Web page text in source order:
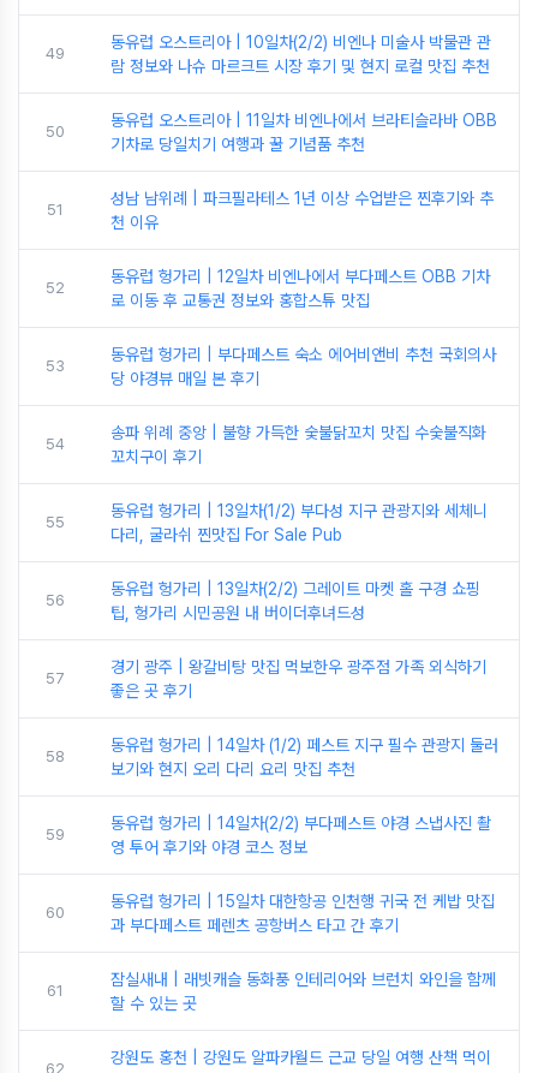
49
동유럽 오스트리아 | 10일차(2/2) 비엔나 미술사 박물관 관
람 정보와 나슈 마르크트 시장 후기 및 현지 로컬 맛집 추천
50
동유럽 오스트리아 | 11일차 비엔나에서 브라티슬라바 OBB
기차로 당일치기 여행과 꿀 기념품 추천
51
성남 남위례 | 파크필라테스 1년 이상 수업받은 찐후기와 추
천 이유
52
동유럽 헝가리 | 12일차 비엔나에서 부다페스트 OBB 기차
로 이동 후 교통권 정보와 홍합스튜 맛집
53
동유럽 헝가리 | 부다페스트 숙소 에어비앤비 추천 국회의사
당 야경뷰 매일 본 후기
54
송파 위례 중앙 | 불향 가득한 숯불닭꼬치 맛집 수숯불직화
꼬치구이 후기
55
동유럽 헝가리 | 13일차(1/2) 부다성 지구 관광지와 세체니
다리, 굴라쉬 찐맛집 For Sale Pub
56
동유럽 헝가리 | 13일차(2/2) 그레이트 마켓 홀 구경 쇼핑
팁, 헝가리 시민공원 내 버이더후녀드성
57
경기 광주 | 왕갈비탕 맛집 먹보한우 광주점 가족 외식하기
좋은 곳 후기
58
동유럽 헝가리 | 14일차 (1/2) 페스트 지구 필수 관광지 둘러
보기와 현지 오리 다리 요리 맛집 추천
59
동유럽 헝가리 | 14일차(2/2) 부다페스트 야경 스냅사진 촬
영 투어 후기와 야경 코스 정보
60
동유럽 헝가리 | 15일차 대한항공 인천행 귀국 전 케밥 맛집
과 부다페스트 페렌츠 공항버스 타고 간 후기
61
잠실새내 | 래빗캐슬 동화풍 인테리어와 브런치 와인을 함께
할 수 있는 곳
62
강원도 홍천 | 강원도 알파카월드 근교 당일 여행 산책 먹이